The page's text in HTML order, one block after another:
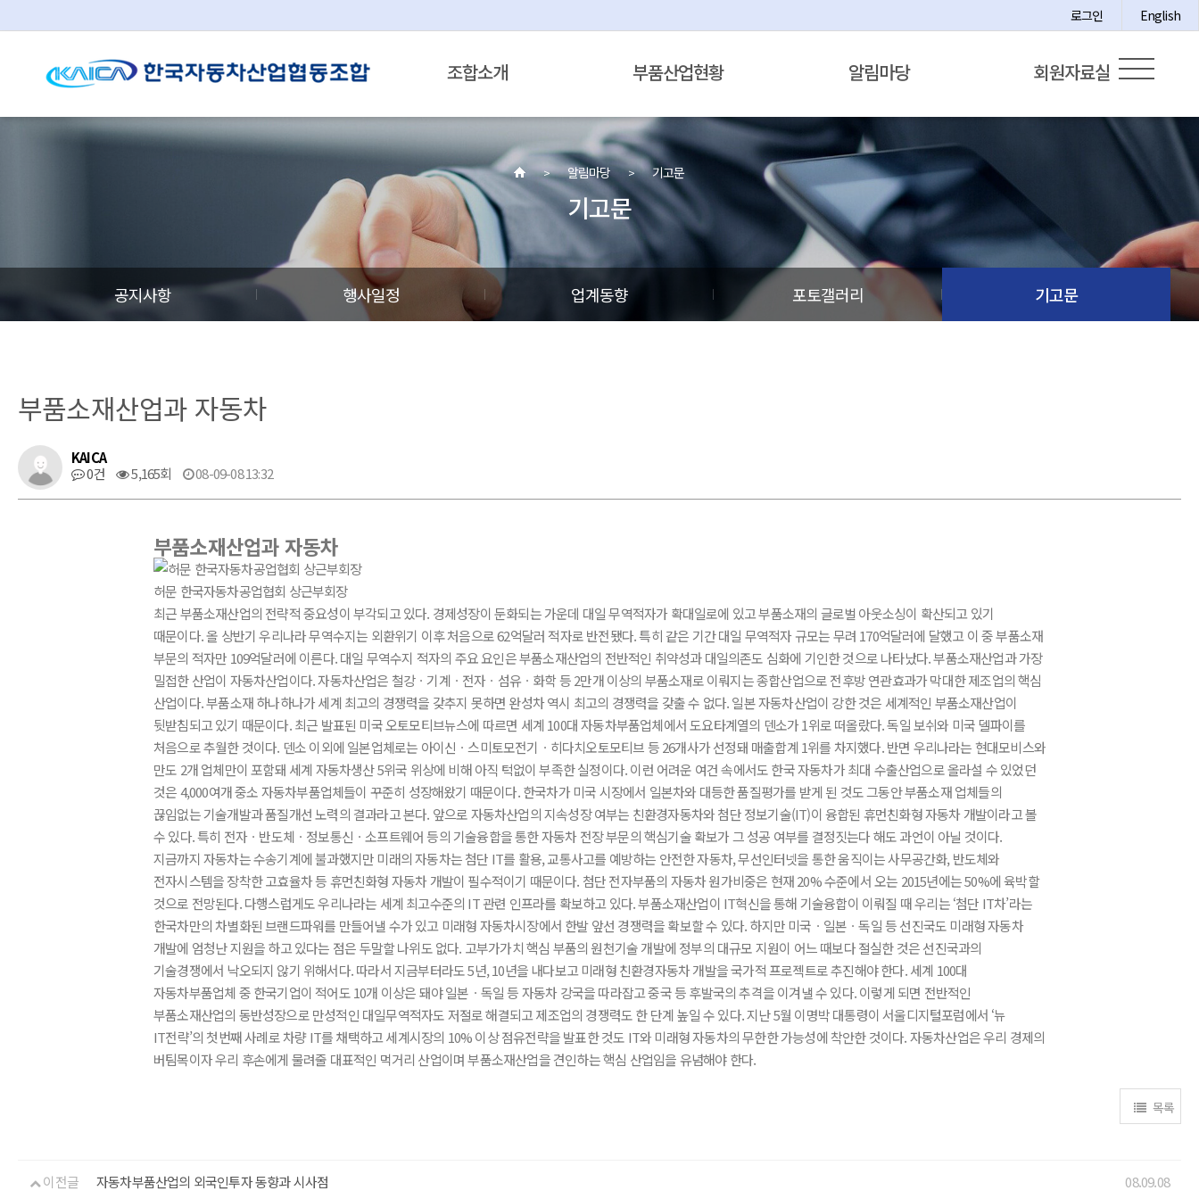
로그인 English
조합소개 부품산업현황 알림마당 회원자료실
알림마당 기고문
기고문
공지사항 행사일정 업계동향 포토갤러리 기고문
부품소재산업과 자동차
KAICA
0건
5,165회 08-09-08 13:32
부품소재산업과 자동차
허문 한국자동차공업협회 상근부회장
최근 부품소재산업의 전략적 중요성이 부각되고 있다. 경제성장이 둔화되는 가운데 대일 무역적자가 확대일로에 있고 부품소재의 글로벌 아웃소싱이 확산되고 있기
때문이다. 올 상반기 우리나라 무역수지는 외환위기 이후 처음으로 62억달러 적자로 반전됐다. 특히 같은 기간 대일 무역적자 규모는 무려 170억달러에 달했고 이 중 부품소재
부문의 적자만 109억달러에 이른다. 대일 무역수지 적자의 주요 요인은 부품소재산업의 전반적인 취약성과 대일의존도 심화에 기인한 것으로 나타났다. 부품소재산업과 가장
밀접한 산업이 자동차산업이다. 자동차산업은 철강ㆍ기계ㆍ전자ㆍ섬유ㆍ화학 등 2만개 이상의 부품소재로 이뤄지는 종합산업으로 전후방 연관효과가 막대한 제조업의 핵심
산업이다. 부품소재 하나하나가 세계 최고의 경쟁력을 갖추지 못하면 완성차 역시 최고의 경쟁력을 갖출 수 없다. 일본 자동차산업이 강한 것은 세계적인 부품소재산업이
뒷받침되고 있기 때문이다. 최근 발표된 미국 오토모티브뉴스에 따르면 세계 100대 자동차부품업체에서 도요타계열의 덴소가 1위로 떠올랐다. 독일 보쉬와 미국 델파이를
처음으로 추월한 것이다. 덴소 이외에 일본업체로는 아이신ㆍ스미토모전기ㆍ히다치오토모티브 등 26개사가 선정돼 매출합계 1위를 차지했다. 반면 우리나라는 현대모비스와
만도 2개 업체만이 포함돼 세계 자동차생산 5위국 위상에 비해 아직 턱없이 부족한 실정이다. 이런 어려운 여건 속에서도 한국 자동차가 최대 수출산업으로 올라설 수 있었던
것은 4,000여개 중소 자동차부품업체들이 꾸준히 성장해왔기 때문이다. 한국차가 미국 시장에서 일본차와 대등한 품질평가를 받게 된 것도 그동안 부품소재 업체들의
끊임없는 기술개발과 품질개선 노력의 결과라고 본다. 앞으로 자동차산업의 지속성장 여부는 친환경자동차와 첨단 정보기술(IT)이 융합된 휴먼친화형 자동차 개발이라고 볼
수 있다. 특히 전자ㆍ반도체ㆍ정보통신ㆍ소프트웨어 등의 기술융합을 통한 자동차 전장 부문의 핵심기술 확보가 그 성공 여부를 결정짓는다 해도 과언이 아닐 것이다.
지금까지 자동차는 수송기계에 불과했지만 미래의 자동차는 첨단 IT를 활용, 교통사고를 예방하는 안전한 자동차, 무선인터넷을 통한 움직이는 사무공간화, 반도체와
전자시스템을 장착한 고효율차 등 휴먼친화형 자동차 개발이 필수적이기 때문이다. 첨단 전자부품의 자동차 원가비중은 현재 20% 수준에서 오는 2015년에는 50%에 육박할
것으로 전망된다. 다행스럽게도 우리나라는 세계 최고수준의 IT 관련 인프라를 확보하고 있다. 부품소재산업이 IT혁신을 통해 기술융합이 이뤄질 때 우리는 ‘첨단 IT차’라는
한국차만의 차별화된 브랜드파워를 만들어낼 수가 있고 미래형 자동차시장에서 한발 앞선 경쟁력을 확보할 수 있다. 하지만 미국ㆍ일본ㆍ독일 등 선진국도 미래형 자동차
개발에 엄청난 지원을 하고 있다는 점은 두말할 나위도 없다. 고부가가치 핵심 부품의 원천기술 개발에 정부의 대규모 지원이 어느 때보다 절실한 것은 선진국과의
기술경쟁에서 낙오되지 않기 위해서다. 따라서 지금부터라도 5년, 10년을 내다보고 미래형 친환경자동차 개발을 국가적 프로젝트로 추진해야 한다. 세계 100대
자동차부품업체 중 한국기업이 적어도 10개 이상은 돼야 일본ㆍ독일 등 자동차 강국을 따라잡고 중국 등 후발국의 추격을 이겨낼 수 있다. 이렇게 되면 전반적인
부품소재산업의 동반성장으로 만성적인 대일무역적자도 저절로 해결되고 제조업의 경쟁력도 한 단계 높일 수 있다. 지난 5월 이명박 대통령이 서울디지털포럼에서 ‘뉴
IT전략’의 첫번째 사례로 차량 IT를 채택하고 세계시장의 10% 이상 점유전략을 발표한 것도 IT와 미래형 자동차의 무한한 가능성에 착안한 것이다. 자동차산업은 우리 경제의
버팀목이자 우리 후손에게 물려줄 대표적인 먹거리 산업이며 부품소재산업을 견인하는 핵심 산업임을 유념해야 한다.
목록
이전글 자동차부품산업의 외국인투자 동향과 시사점 08.09.08